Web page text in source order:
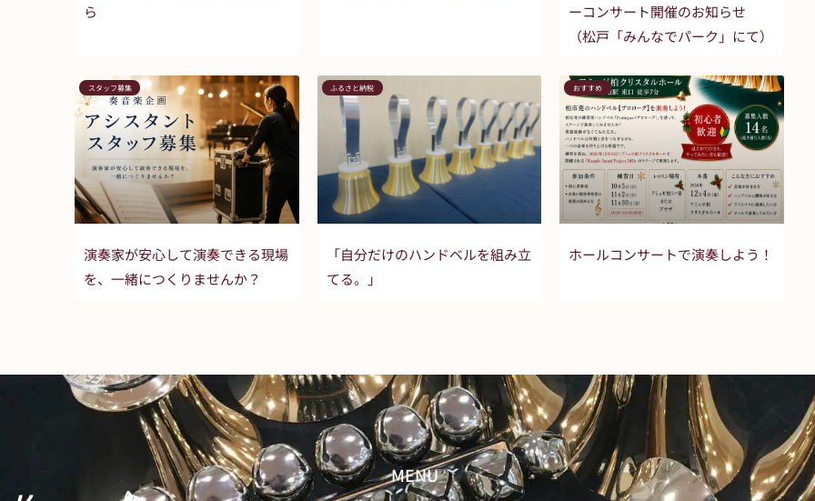
ら
ーコンサート開催のお知らせ
（松戸「みんなでパーク」にて）
スタッフ募集
演奏家が安心して演奏できる現場
を、一緒につくりませんか？
ふるさと納税
「自分だけのハンドベルを組み立
てる。」
おすすめ
ホールコンサートで演奏しよう！
MENU